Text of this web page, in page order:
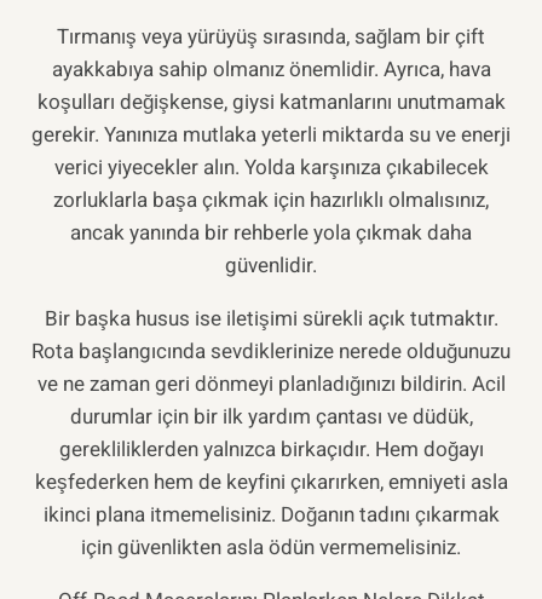
Tırmanış veya yürüyüş sırasında, sağlam bir çift
ayakkabıya sahip olmanız önemlidir. Ayrıca, hava
koşulları değişkense, giysi katmanlarını unutmamak
gerekir. Yanınıza mutlaka yeterli miktarda su ve enerji
verici yiyecekler alın. Yolda karşınıza çıkabilecek
zorluklarla başa çıkmak için hazırlıklı olmalısınız,
ancak yanında bir rehberle yola çıkmak daha
güvenlidir.
Bir başka husus ise iletişimi sürekli açık tutmaktır.
Rota başlangıcında sevdiklerinize nerede olduğunuzu
ve ne zaman geri dönmeyi planladığınızı bildirin. Acil
durumlar için bir ilk yardım çantası ve düdük,
gerekliliklerden yalnızca birkaçıdır. Hem doğayı
keşfederken hem de keyfini çıkarırken, emniyeti asla
ikinci plana itmemelisiniz. Doğanın tadını çıkarmak
için güvenlikten asla ödün vermemelisiniz.